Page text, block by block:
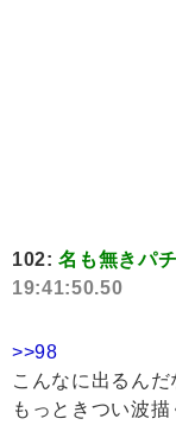
102:名も無きパ
19:41:50.50
>>98
こんなに出るんだ
もっときつい波描